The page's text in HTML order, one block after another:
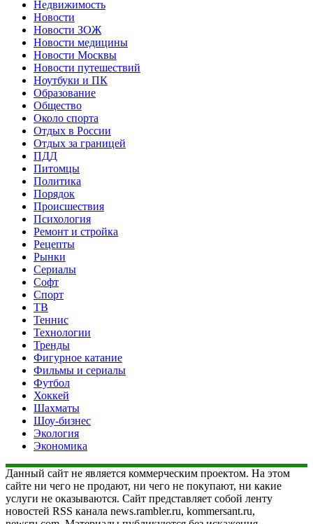
Недвижимость
Новости
Новости ЗОЖ
Новости медицины
Новости Москвы
Новости путешествий
Ноутбуки и ПК
Образование
Общество
Около спорта
Отдых в России
Отдых за границей
ПДД
Питомцы
Политика
Порядок
Происшествия
Психология
Ремонт и стройка
Рецепты
Рынки
Сериалы
Софт
Спорт
ТВ
Теннис
Технологии
Тренды
Фигурное катание
Фильмы и сериалы
Футбол
Хоккей
Шахматы
Шоу-бизнес
Экология
Экономика
Данный сайт не является коммерческим проектом. На этом
сайте ни чего не продают, ни чего не покупают, ни какие
услуги не оказываются. Сайт представляет собой ленту
новостей RSS канала news.rambler.ru, kommersant.ru,